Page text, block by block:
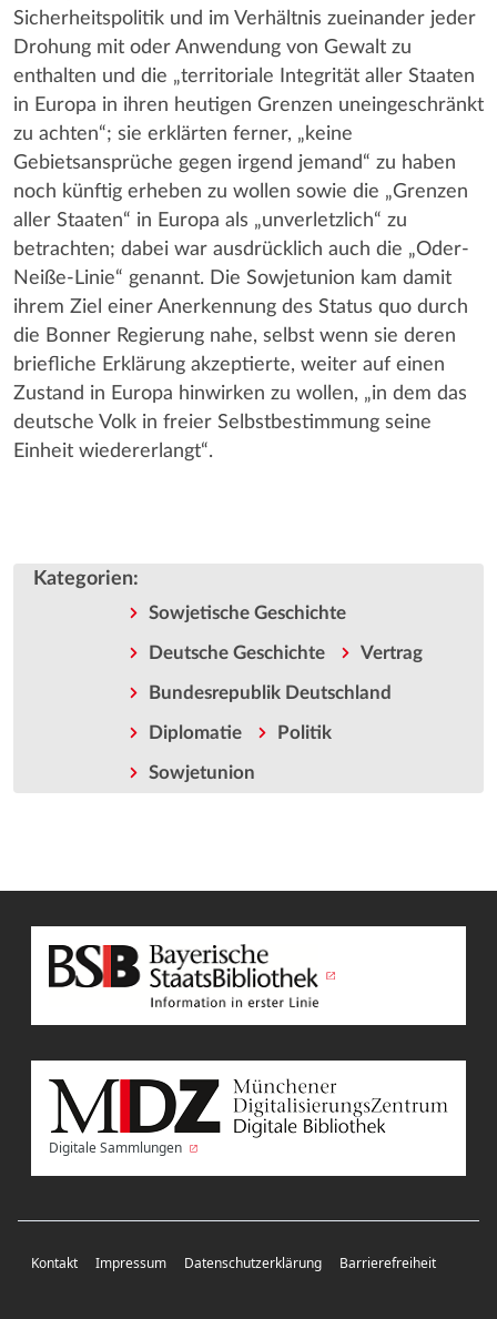
Sicherheitspolitik und im Verhältnis zueinander jeder
Drohung mit oder Anwendung von Gewalt zu
enthalten und die „territoriale Integrität aller Staaten
in Europa in ihren heutigen Grenzen uneingeschränkt
zu achten“; sie erklärten ferner, „keine
Gebietsansprüche gegen irgend jemand“ zu haben
noch künftig erheben zu wollen sowie die „Grenzen
aller Staaten“ in Europa als „unverletzlich“ zu
betrachten; dabei war ausdrücklich auch die „Oder-
Neiße-Linie“ genannt. Die Sowjetunion kam damit
ihrem Ziel einer Anerkennung des Status quo durch
die Bonner Regierung nahe, selbst wenn sie deren
briefliche Erklärung akzeptierte, weiter auf einen
Zustand in Europa hinwirken zu wollen, „in dem das
deutsche Volk in freier Selbstbestimmung seine
Einheit wiedererlangt“.
Kategorien:
Sowjetische Geschichte
Deutsche Geschichte Vertrag
Bundesrepublik Deutschland
Diplomatie Politik
Sowjetunion
Digitale Sammlungen
Kontakt Impressum Datenschutzerklärung Barrierefreiheit